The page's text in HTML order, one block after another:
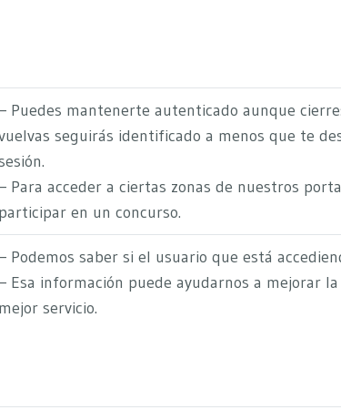
Puedes mantenerte autenticado aunque
seguirás identificado a menos que te
Para acceder a ciertas zonas de nuestros
participar en un concurso.
Podemos saber si el usuario que está
Esa información puede ayudarnos a mejorar
mejor servicio.